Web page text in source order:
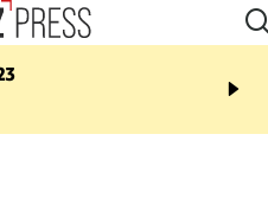
21:08
et Turquie scellent un